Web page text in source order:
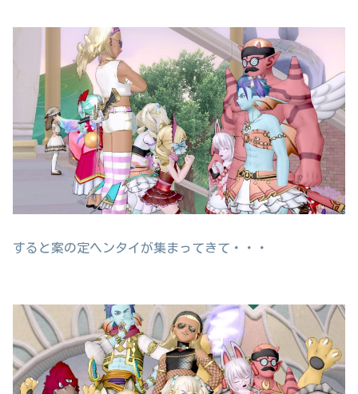
すると案の定ヘンタイが集まってきて・・・